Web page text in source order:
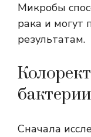
Микробы
рака и могут
результатам.
бактерии
Сначала